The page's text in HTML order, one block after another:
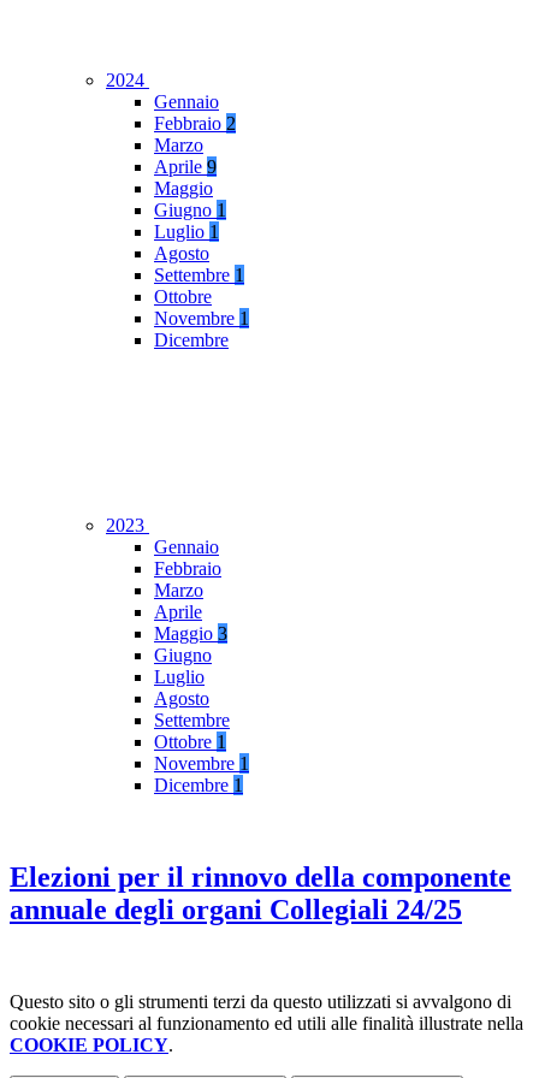
2024
Gennaio
Febbraio 2
Marzo
Aprile 9
Maggio
Giugno 1
Luglio 1
Agosto
Settembre 1
Ottobre
Novembre 1
Dicembre
2023
Gennaio
Febbraio
Marzo
Aprile
Maggio 3
Giugno
Luglio
Agosto
Settembre
Ottobre 1
Novembre 1
Dicembre 1
Elezioni per il rinnovo della componente
annuale degli organi Collegiali 24/25
Questo sito o gli strumenti terzi da questo utilizzati si avvalgono di
cookie necessari al funzionamento ed utili alle finalità illustrate nella
COOKIE POLICY.